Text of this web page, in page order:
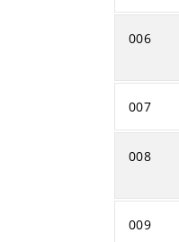
006
007
008
009